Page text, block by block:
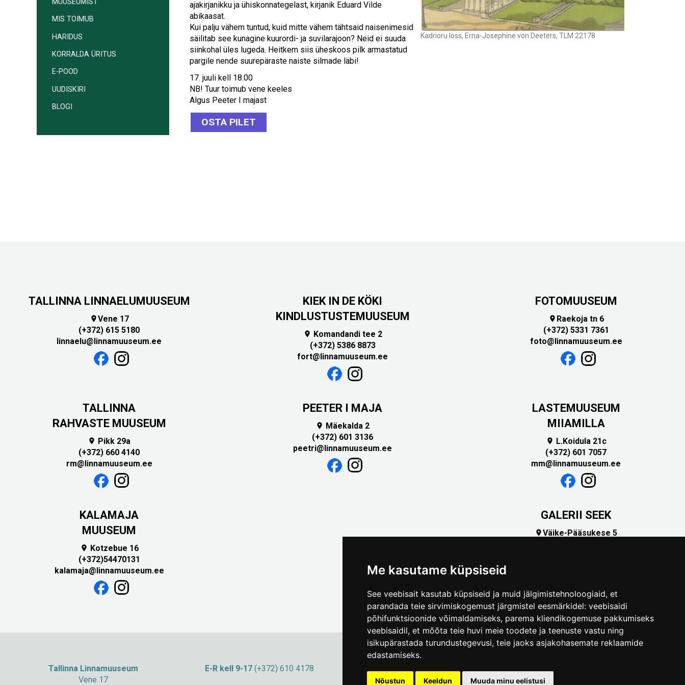
Me kasutame küpsiseid
See veebisait kasutab küpsiseid ja muid jälgimistehnoloogiaid, et
parandada teie sirvimiskogemust järgmistel eesmärkidel: veebisaidi
põhifunktsioonide võimaldamiseks, parema kliendikogemuse pakkumiseks
veebisaidil, et mõõta teie huvi meie toodete ja teenuste vastu ning
isikupärastada turundustegevusi, teie jaoks asjakohasemate reklaamide
edastamiseks.
Nõustun Keeldun Muuda minu eelistusi
users
can
MIS TOIMUB
HARIDUS
KORRALDA ÜRITUS
E-POOD
UUDISKIRI
BLOGI
Kadrioru loss, Erna-Josephine von Deeters, TLM 22178
ajakirjanikku ja ühiskonnategelast, kirjanik Eduard Vilde
abikaasat.
Kui palju vähem tuntud, kuid mitte vähem tähtsaid naisenimesid
säilitab see kunagine kuurordi- ja suvilarajoon? Neid ei suuda
siinkohal üles lugeda. Heitkem siis üheskoos pilk armastatud
pargile nende suurepäraste naiste silmade läbi!
17. juuli kell 18.00
NB! Tuur toimub vene keeles
Algus Peeter I majast
OSTA PILET
TALLINNA LINNAELUMUUSEUM
Vene 17
(+372) 615 5180
linnaelu@linnamuuseum.ee
KIEK IN DE KÖKI
KINDLUSTUSTEMUUSEUM

Komandandi tee 2
(+372) 5386 8873
fort@linnamuuseum.ee
FOTOMUUSEUM
 Raekoja tn 6
(+372) 5331 7361
foto@linnamuuseum.ee
TALLINNA
RAHVASTE MUUSEUM
 Pikk 29a
(+372) 660 4140
rm@linnamuuseum.ee
PEETER I MAJA
 Mäekalda 2
(+372) 601 3136
peetri@linnamuuseum.ee
LASTEMUUSEUM
MIIAMILLA
 L.Koidula 21c
(+372) 601 7057
mm@linnamuuseum.ee
KALAMAJA
MUUSEUM
 Kotzebue 16
(+372)54470131
kalamaja@linnamuuseum.ee
GALERII SEEK
Väike-Pääsukese 5
Tallinna Linnamuuseum
Vene 17
E-R kell 9-17 (+372) 610 4178
Küpsisepoliitika